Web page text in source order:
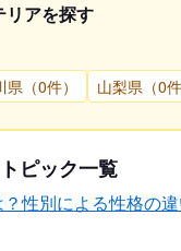
リアを探す
県（0件） 山梨県（0件
ピック一覧
性別による性格の